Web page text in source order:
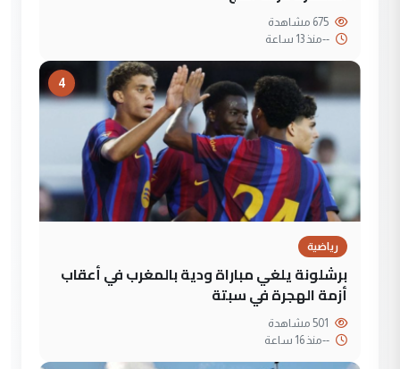
--منذ 13 ساعة
4
رياضية
برشلونة يلغي مباراة ودية بالمغرب في أعقاب
أزمة الهجرة في سبتة
--منذ 16 ساعة